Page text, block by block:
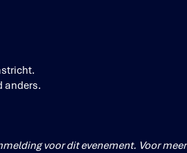
anders.
voor dit evenement. Voor meer